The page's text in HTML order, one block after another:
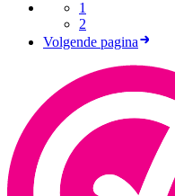
1
2
Volgende pagina